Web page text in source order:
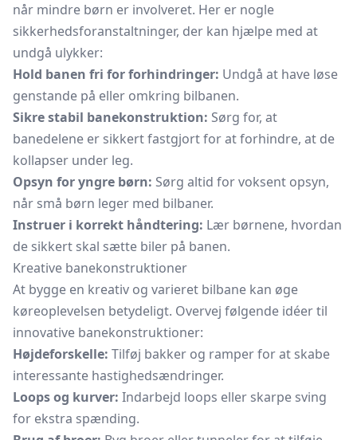
når mindre børn er involveret. Her er nogle
sikkerhedsforanstaltninger, der kan hjælpe med at
undgå ulykker:
Hold banen fri for forhindringer: Undgå at have løse
genstande på eller omkring bilbanen.
Sikre stabil banekonstruktion: Sørg for, at
banedelene er sikkert fastgjort for at forhindre, at de
kollapser under leg.
Opsyn for yngre børn: Sørg altid for voksent opsyn,
når små børn leger med bilbaner.
Instruer i korrekt håndtering: Lær børnene, hvordan
de sikkert skal sætte biler på banen.
Kreative banekonstruktioner
At bygge en kreativ og varieret bilbane kan øge
køreoplevelsen betydeligt. Overvej følgende idéer til
innovative banekonstruktioner:
Højdeforskelle: Tilføj bakker og ramper for at skabe
interessante hastighedsændringer.
Loops og kurver: Indarbejd loops eller skarpe sving
for ekstra spænding.